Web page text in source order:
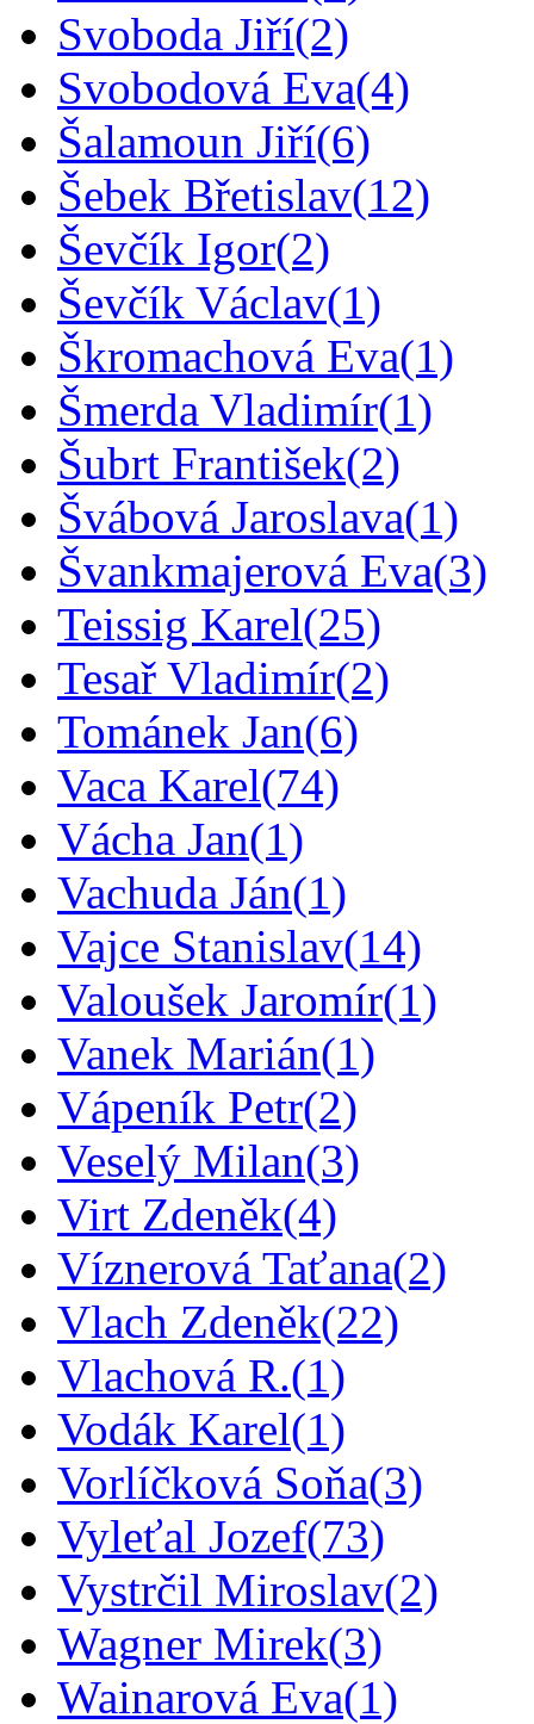
Svoboda Jiří(2)
Svobodová Eva(4)
Šalamoun Jiří(6)
Šebek Břetislav(12)
Ševčík Igor(2)
Ševčík Václav(1)
Škromachová Eva(1)
Šmerda Vladimír(1)
Šubrt František(2)
Švábová Jaroslava(1)
Švankmajerová Eva(3)
Teissig Karel(25)
Tesař Vladimír(2)
Tománek Jan(6)
Vaca Karel(74)
Vácha Jan(1)
Vachuda Ján(1)
Vajce Stanislav(14)
Valoušek Jaromír(1)
Vanek Marián(1)
Vápeník Petr(2)
Veselý Milan(3)
Virt Zdeněk(4)
Víznerová Taťana(2)
Vlach Zdeněk(22)
Vlachová R.(1)
Vodák Karel(1)
Vorlíčková Soňa(3)
Vyleťal Jozef(73)
Vystrčil Miroslav(2)
Wagner Mirek(3)
Wainarová Eva(1)